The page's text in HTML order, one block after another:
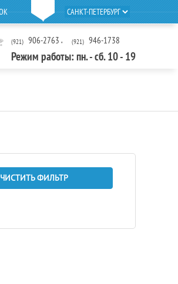
(921) 906-2763 , (921) 946-1738
Режим работы: пн. - сб. 10 - 19
ФИЛЬТР